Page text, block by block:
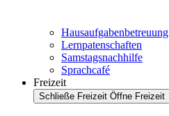
Hausaufgabenbetreuung
Lernpatenschaften
Samstagsnachhilfe
Sprachcafé
Freizeit
Schließe Freizeit Öffne Freizeit